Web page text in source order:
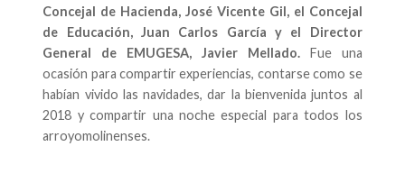
Concejal de Hacienda, José Vicente Gil, el Concejal
de Educación, Juan Carlos García y el Director
General de EMUGESA, Javier Mellado.Fue una
ocasión para compartir experiencias, contarse como se
habían vivido las navidades, dar la bienvenida juntos al
2018 y compartir una noche especial para todos los
arroyomolinenses.